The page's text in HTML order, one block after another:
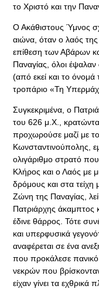
το Χριστό και την
Ο Ακάθιστους Ύμνος
αιώνα, όταν ο λαός
επίθεση των Αβάρων
Παναγίας, όλοι
(από εκεί και το όνομά
τροπάριο «Τη
Συγκεκριμένα, ο
του 626 μ.Χ.,
προχωρούσε μαζί με
Κωνσταντινούπολης,
ολιγάριθμο στρατό
Κλήρος και ο Λαός με
δρόμους και στα τείχη
Ζώνη της Παναγίας,
Πατριάρχης άκαμπτος
έδινε θάρρος. Τότε
και υπερφυσικά
αναφέρεται σε ένα
που προκάλεσε
νεκρών που
είχαν γίνει τα